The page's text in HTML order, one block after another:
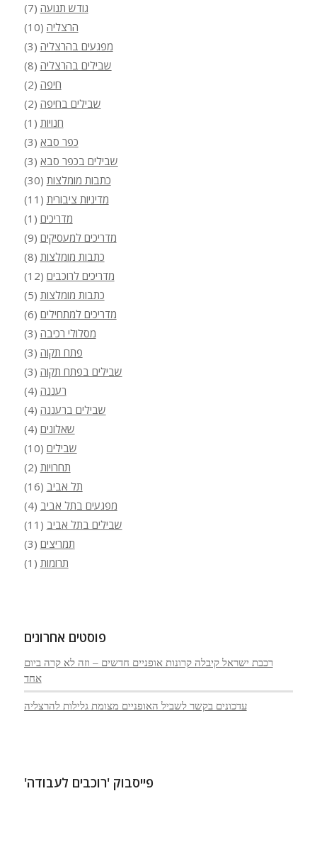
גודש תנועה (7)
הרצליה (10)
מפגעים בהרצליה (3)
שבילים בהרצליה (8)
חיפה (2)
שבילים בחיפה (2)
חנויות (1)
כפר סבא (3)
שבילים בכפר סבא (3)
כתבות מומלצות (30)
מדיניות ציבורית (11)
מדריכים (1)
מדריכים למעסיקים (9)
כתבות מומלצות (8)
מדריכים לרוכבים (12)
כתבות מומלצות (5)
מדריכים למתחילים (6)
מסלולי רכיבה (3)
פתח תקוה (3)
שבילים בפתח תקוה (3)
רעננה (4)
שבילים ברעננה (4)
שאלונים (4)
שבילים (10)
תחרויות (2)
תל אביב (16)
מפגעים בתל אביב (4)
שבילים בתל אביב (11)
תמריצים (3)
תרומות (1)
פוסטים אחרונים
רכבת ישראל קיבלה קרונות אופניים חדשים – וזה לא קרה ביום
אחד
עדכונים בקשר לשביל האופניים מצומת גלילות להרצליה
פייסבוק 'רוכבים לעבודה'